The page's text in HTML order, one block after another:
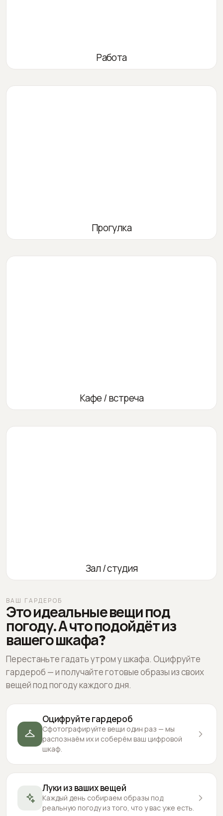
Работа
Прогулка
Кафе / встреча
Зал / студия
ВАШ ГАРДЕРОБ
Это идеальные вещи под
погоду. А что подойдёт из
вашего шкафа?
Перестаньте гадать утром у шкафа. Оцифруйте
гардероб — и получайте готовые образы из своих
вещей под погоду каждого дня.
Оцифруйте гардероб
Сфотографируйте вещи один раз — мы
распознаём их и соберём ваш цифровой
шкаф.
Луки из ваших вещей
Каждый день собираем образы под
реальную погоду из того, что у вас уже есть.